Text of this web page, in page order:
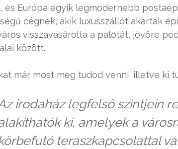
és Európa egyik legmodernebb
cégnek, akik luxusszállót akartak
visszavásárolta a palotát, jövőre
között.
már most meg tudod venni, illetve ki
irodaház legfelső szintjein
ki, amelyek a
teraszkapcsolattal